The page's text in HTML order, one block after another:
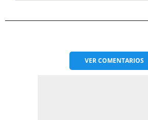
VERCOMENTARIOS